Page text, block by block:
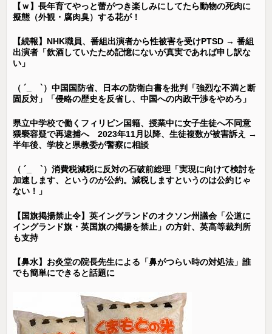
【ｗ】長年育てやっと蕾がつき楽しみにしてたら動物の死肉に
擬態（外観・腐肉臭）する花が！
【続報】NHK職員、番組出演者から性被害を受けPTSD → 番組
出演者「飲酒していたため記憶にないが真実であれば申し訳な
い」
（ ´_ゝ`）中国国防省、日本の防衛白書を批判「強烈な不満と断
固反対」「侵略の歴史を反省し、中国への内政干渉をやめろ」
県立中学校で働くフィリピン国籍、授業中に女子生徒へ不同意
猥褻容疑で再逮捕へ 2023年11月以降、生徒複数が被害訴え →
半年後、学校と県教委が警察に相談
（ ´_ゝ`）消費税減税に反対の石破前総理「実現に向けて検討を
加速します、というのが公約。減税しますというのは公約じゃ
ない！」
【国旗掲揚禁止令】英イングランドのオクソン州議会「公道に
イングランド旗・英国旗の掲揚を禁止」の方針、英高等裁判所
も支持
【鼻水】お灸堂の院長先生による「鼻がつらい時の対処法」誰
でも簡単にできると話題に